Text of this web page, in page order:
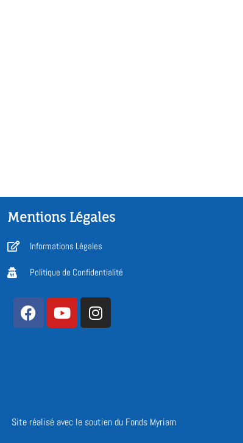
Mentions Légales
Informations Légales
Politique de Confidentialité
Site réalisé avec le soutien du Fonds Myriam